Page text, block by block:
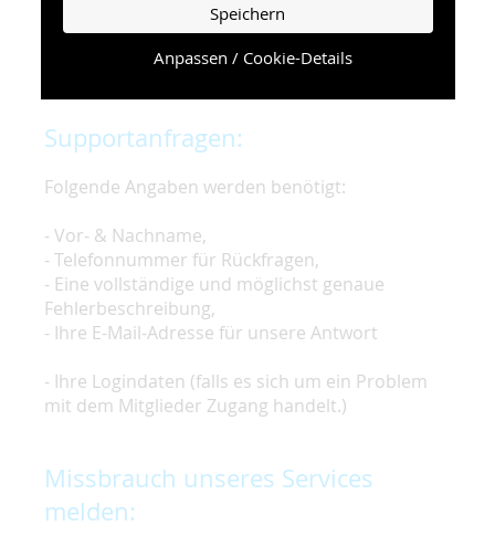
Speichern
Anpassen / Cookie-Details
Die schnellste Hilfe finden Sie auf unserer
Seite, die die häufig gestellten Fragen
Supportanfragen:
Folgende Angaben werden benötigt:
- Vor- & Nachname,
- Telefonnummer für Rückfragen,
- Eine vollständige und möglichst genaue
Fehlerbeschreibung,
- Ihre E-Mail-Adresse für unsere Antwort
- Ihre Logindaten (falls es sich um ein Problem
mit dem Mitglieder Zugang handelt.)
Missbrauch unseres Services
melden: